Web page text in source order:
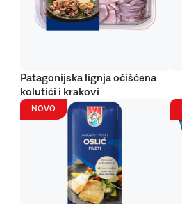
Patagonijska lignja očišćena
kolutići i krakovi
NOVO